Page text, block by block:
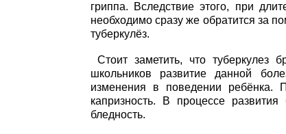
гриппа. Вследствие этого, при
необходимо сразу же обратится за
туберкулёз.
Стоит заметить, что туберкулез
школьников развитие данной
изменения в поведении ребёнка.
капризность. В процессе
бледность.